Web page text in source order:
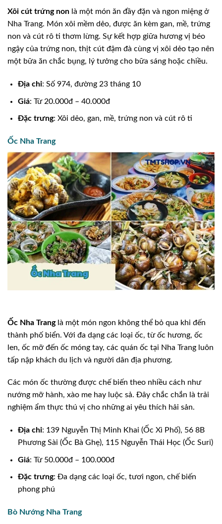
Xôi cút trứng non là một món ăn đầy đặn và ngon miệng ở
Nha Trang. Món xôi mềm dẻo, được ăn kèm gan, mề, trứng
non và cút rô ti thơm lừng. Sự kết hợp giữa hương vị béo
ngậy của trứng non, thịt cút đậm đà cùng vị xôi dẻo tạo nên
một bữa ăn chắc bụng, lý tưởng cho bữa sáng hoặc chiều.
Địa chỉ: Số 974, đường 23 tháng 10
Giá: Từ 20.000đ – 40.000đ
Đặc trưng: Xôi dẻo, gan, mề, trứng non và cút rô ti
Ốc Nha Trang
Ốc Nha Tranglà một món ngon không thể bỏ qua khi đến
thành phố biển. Với đa dạng các loại ốc, từ ốc hương, ốc
len, ốc mỡ đến ốc móng tay, các quán ốc tại Nha Trang luôn
tấp nập khách du lịch và người dân địa phương.
Các món ốc thường được chế biến theo nhiều cách như
nướng mỡ hành, xào me hay luộc sả. Đây chắc chắn là trải
nghiệm ẩm thực thú vị cho những ai yêu thích hải sản.
Địa chỉ: 139 Nguyễn Thị Minh Khai (Ốc Xì Phố), 56 8B
Phương Sài (Ốc Bà Ghẹ), 115 Nguyễn Thái Học (Ốc Suri)
Giá: Từ 50.000đ – 100.000đ
Đặc trưng: Đa dạng các loại ốc, tươi ngon, chế biến
phong phú
Bò Nướng Nha Trang